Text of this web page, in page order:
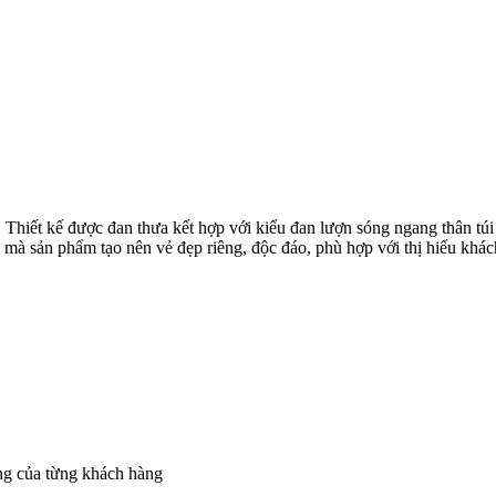
kế được đan thưa kết hợp với kiểu đan lượn sóng ngang thân túi
sản phẩm tạo nên vẻ đẹp riêng, độc đáo, phù hợp với thị hiếu
của từng khách hàng